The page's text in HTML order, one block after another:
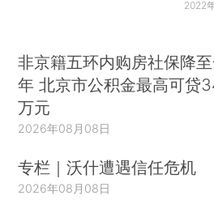
2022
非京籍五环内购房社保降
年 北京市公积金最高可贷
万元
2026年08月08日
专栏｜沃什遭遇信任危机
2026年08月08日